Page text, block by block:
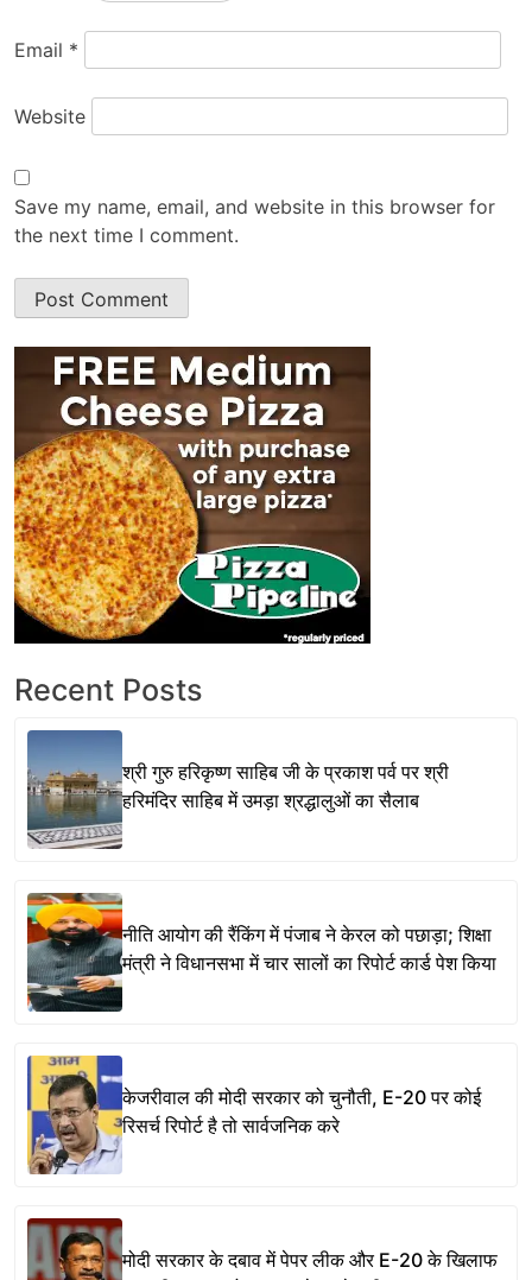
Email *
Website
Save my name, email, and website in this browser for
the next time I comment.
Recent Posts
श्री गुरु हरिकृष्ण साहिब जी के प्रकाश पर्व पर श्री
हरिमंदिर साहिब में उमड़ा श्रद्धालुओं का सैलाब
नीति आयोग की रैंकिंग में पंजाब ने केरल को पछाड़ा; शिक्षा
मंत्री ने विधानसभा में चार सालों का रिपोर्ट कार्ड पेश किया
केजरीवाल की मोदी सरकार को चुनौती, E-20 पर कोई
रिसर्च रिपोर्ट है तो सार्वजनिक करे
मोदी सरकार के दबाव में पेपर लीक और E-20 के खिलाफ